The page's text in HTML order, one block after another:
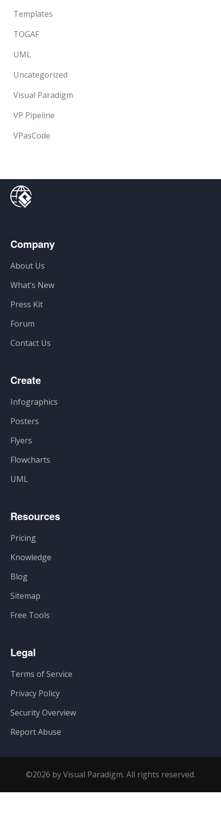
Templates
TOGAF
UML
Uncategorized
Visual Paradigm
VP Pipeline
VPasCode
Company
About Us
What’s New
Press Kit
Forum
Contact Us
Create
Infographics
Posters
Flyers
Flowcharts
UML
Resources
Pricing
Knowledge
Blog
Sitemap
Free Tools
Legal
Terms of Service
Privacy Policy
Security Overview
Report Abuse
©2026 by Visual Paradigm. All rights reserved.